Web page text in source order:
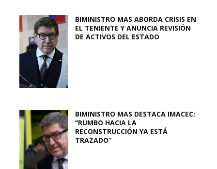
BIMINISTRO MAS ABORDA CRISIS EN
EL TENIENTE Y ANUNCIA REVISIÓN
DE ACTIVOS DEL ESTADO
BIMINISTRO MAS DESTACA IMACEC:
“RUMBO HACIA LA
RECONSTRUCCIÓN YA ESTÁ
TRAZADO”